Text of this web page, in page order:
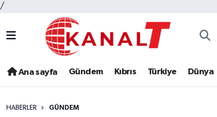
/
Ana sayfa Gündem Kıbrıs Türkiye Dünya
HABERLER GÜNDEM